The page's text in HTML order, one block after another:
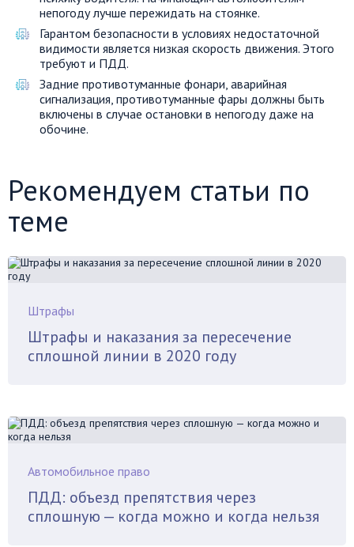
непогоду лучше пережидать на стоянке.
Гарантом безопасности в условиях недостаточной
видимости является низкая скорость движения. Этого
требуют и ПДД.
Задние противотуманные фонари, аварийная
сигнализация, противотуманные фары должны быть
включены в случае остановки в непогоду даже на
обочине.
Рекомендуем статьи по
теме
Штрафы
Штрафы и наказания за пересечение
сплошной линии в 2020 году
Автомобильное право
ПДД: объезд препятствия через
сплошную — когда можно и когда нельзя